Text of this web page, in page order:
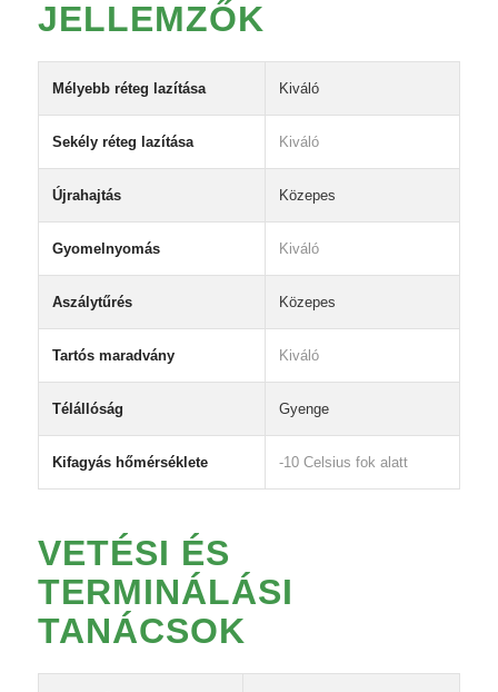
JELLEMZŐK
Mélyebb réteg lazítása Kiváló
Sekély réteg lazítása Kiváló
Újrahajtás Közepes
Gyomelnyomás Kiváló
Aszálytűrés Közepes
Tartós maradvány Kiváló
Télállóság Gyenge
Kifagyás hőmérséklete -10 Celsius fok alatt
VETÉSI ÉS
TERMINÁLÁSI
TANÁCSOK